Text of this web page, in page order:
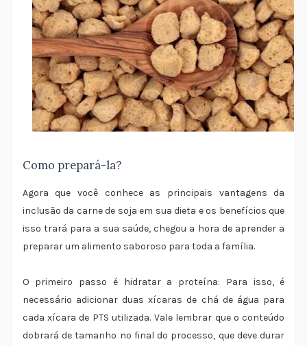
Como prepará-la?
Agora que você conhece as principais vantagens da
inclusão da carne de soja em sua dieta e os benefícios que
isso trará para a sua saúde, chegou a hora de aprender a
preparar um alimento saboroso para toda a família.
O primeiro passo é hidratar a proteína: Para isso, é
necessário adicionar duas xícaras de chá de água para
cada xícara de PTS utilizada. Vale lembrar que o conteúdo
dobrará de tamanho no final do processo, que deve durar